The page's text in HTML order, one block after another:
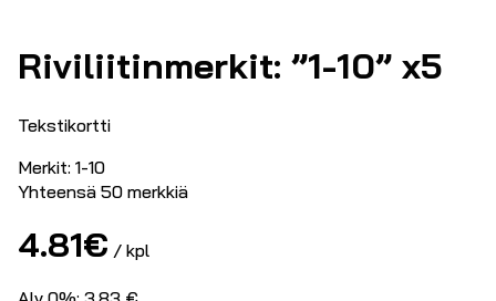
Riviliitinmerkit: ”1-10” x5
Tekstikortti
Merkit: 1-10
Yhteensä 50 merkkiä
4.81€ / kpl